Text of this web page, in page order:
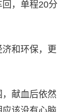
，单程20分
和环保，更
献血后依然